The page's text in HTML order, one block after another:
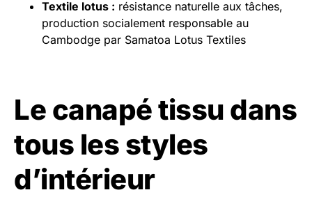
Textile lotus : résistance naturelle aux tâches,
production socialement responsable au
Cambodge par Samatoa Lotus Textiles
Le canapé tissu dans
tous les styles
d’intérieur